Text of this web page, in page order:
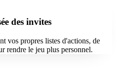
des invites
vos propres listes d'actions, de
rendre le jeu plus personnel.